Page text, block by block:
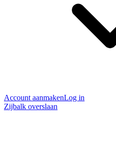
Account aanmakenLog in
Zijbalk overslaan